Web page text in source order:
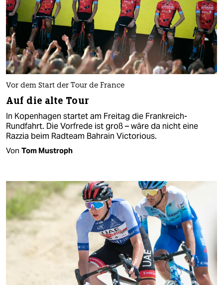
Vor dem Start der Tour de France
Auf die alte Tour
In Kopenhagen startet am Freitag die Frankreich-
Rundfahrt. Die Vorfrede ist groß – wäre da nicht eine
Razzia beim Radteam Bahrain Victorious.
Von Tom Mustroph